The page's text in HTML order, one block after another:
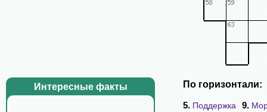
Интересные факты По горизонтали:
5. Поддержка 9.